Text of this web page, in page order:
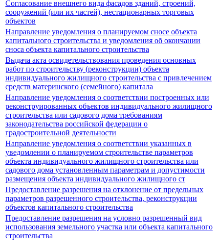
Согласование внешнего вида фасадов зданий, строений,
сооружений (или их частей), нестационарных торговых
объектов
Направление уведомления о планируемом сносе объекта
капитального строительства и уведомления об окончании
сноса объекта капитального строительства
Выдача акта освидетельствования проведения основных
работ по строительству (реконструкции) объекта
индивидуального жилищного строительства с привлечением
средств материнского (семейного) капитала
Направление уведомления о соответствии построенных или
реконструированных объектов индивидуального жилищного
строительства или садового дома требованиям
законодательства российской федерации о
градостроительной деятельности
Направление уведомления о соответствии указанных в
уведомлении о планируемом строительстве параметров
объекта индивидуального жилищного строительства или
садового дома установленным параметрам и допустимости
размещения объекта индивидуального жилищного ст
Предоставление разрешения на отклонение от предельных
параметров разрешенного строительства, реконструкции
объектов капитального строительства
Предоставление разрешения на условно разрешенный вид
использования земельного участка или объекта капитального
строительства